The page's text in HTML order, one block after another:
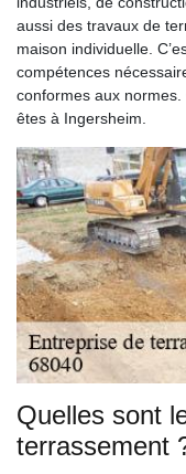
aussi des travaux de
maison individuelle.
compétences
conformes aux
êtes à Ingersheim.
Quelles sont
terrassement